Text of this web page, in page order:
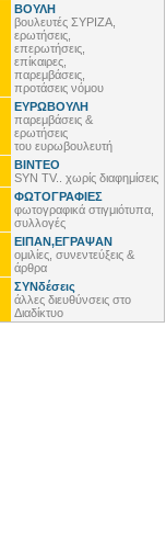
ΒΟΥΛΗ
βουλευτές ΣΥΡΙΖΑ,
ερωτήσεις,
επερωτήσεις,
επίκαιρες,
παρεμβάσεις,
προτάσεις νόμου
ΕΥΡΩΒΟΥΛΗ
παρεμβάσεις &
ερωτήσεις
του ευρωβουλευτή
ΒΙΝΤΕΟ
SYN TV.. χωρίς διαφημίσεις
ΦΩΤΟΓΡΑΦΙΕΣ
φωτογραφικά στιγμιότυπα,
συλλογές
ΕΙΠΑΝ,ΕΓΡΑΨΑΝ
ομιλίες, συνεντεύξεις &
άρθρα
ΣΥΝδέσεις
άλλες διευθύνσεις στο
Διαδίκτυο